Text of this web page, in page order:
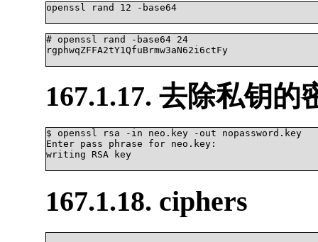
openssl rand 12 -base64
# openssl rand -base64 24
rgphwqZFFA2tY1QfuBrmw3aN62i6ctFy
167.1.17. 去除私钥的
$ openssl rsa -in neo.key -out nopassword.key
Enter pass phrase for neo.key:
writing RSA key
167.1.18. ciphers